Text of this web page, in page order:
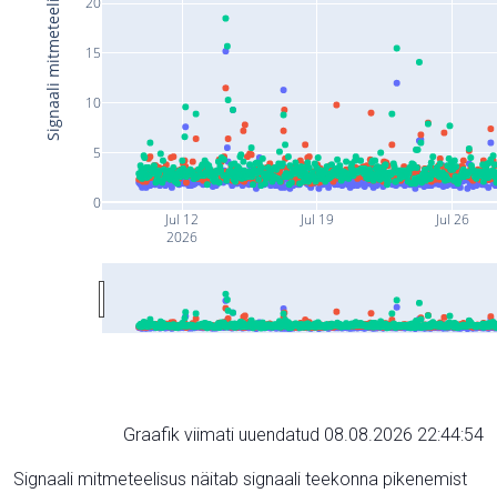
Jul 12
2026
Jul 19 Jul 26
0
5
10
15
Graafik viimati uuendatud 08.08.2026 22:44:54
Signaali mitmeteelisus näitab signaali teekonna pikenemist